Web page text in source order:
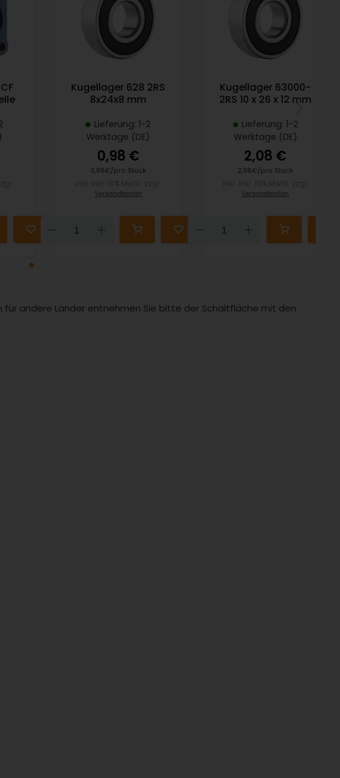
Kugellager 628 2RS
8x24x8 mm
Lieferung: 1-2
Werktage (DE)
0,98 €
0,98€/pro Stück
Versandkosten
Down
Kugellager 63000-
2RS 10 x 26 x 12 mm
Lieferung: 1-2
Werktage (DE)
2,08 €
2,08€/pro Stück
Versandkosten
Down
für andere Länder entnehmen Sie bitte der Schaltfläche mit den